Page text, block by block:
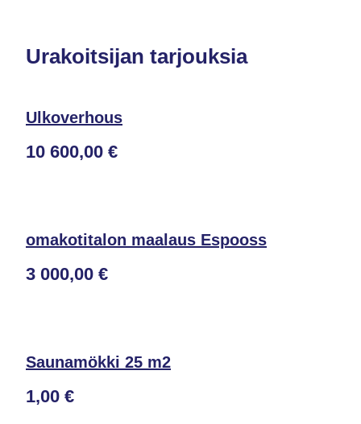
Urakoitsijan tarjouksia
Ulkoverhous
10 600,00 €
omakotitalon maalaus Espooss
3 000,00 €
Saunamökki 25 m2
1,00 €